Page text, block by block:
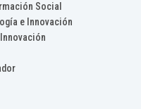
Social
e Innovación